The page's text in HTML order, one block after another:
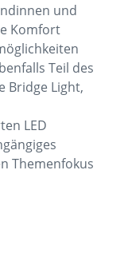
und
Komfort
Teil des
Bridge Light,
LED
Themenfokus